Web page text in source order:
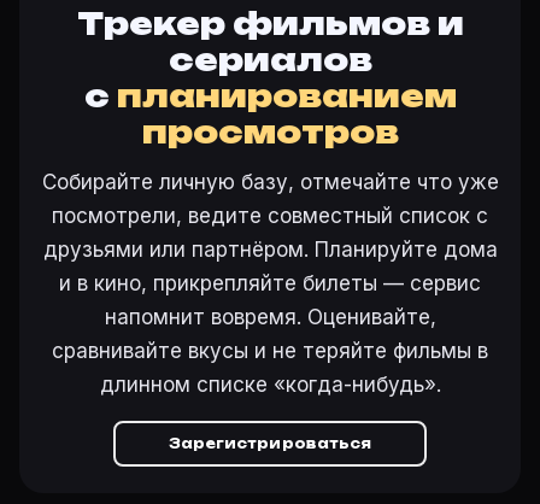
Как отслеживать «Los indomables» (1972) в Movie
Откройте карточку «Los indomables (1972)»:
Кто актёры в «Los indomables» (1972)?
Режиссёр — Альберто Марискаль. В фильме «Los
Как добавить «Los indomables» в свой список
Как поставить напоминание о премьере «Los
На карточке «Los indomables (1972)» на Movie
Ещё на Movie Planner
Интересные факты о фильмах·Как вести watchlist
Войти в кабинет— сохранить «Los indomables» в
Трекер фильмов и
сериалов
с планированием
просмотров
Собирайте личную базу, отмечайте что уже
посмотрели, ведите совместный список с
друзьями или партнёром. Планируйте дома
и в кино, прикрепляйте билеты — сервис
напомнит вовремя. Оценивайте,
сравнивайте вкусы и не теряйте фильмы в
длинном списке «когда-нибудь».
Зарегистрироваться